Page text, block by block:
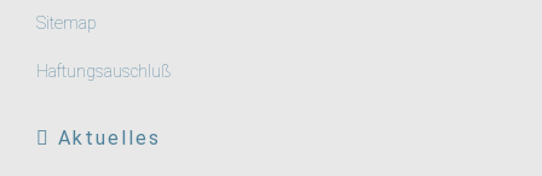
Sitemap
Haftungsauschluß
Aktuelles